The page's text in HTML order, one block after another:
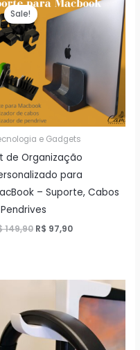
Sale!
e Gadgets
de Organização
para
– Suporte, Cabos
149,90 O
R$ 97,90O